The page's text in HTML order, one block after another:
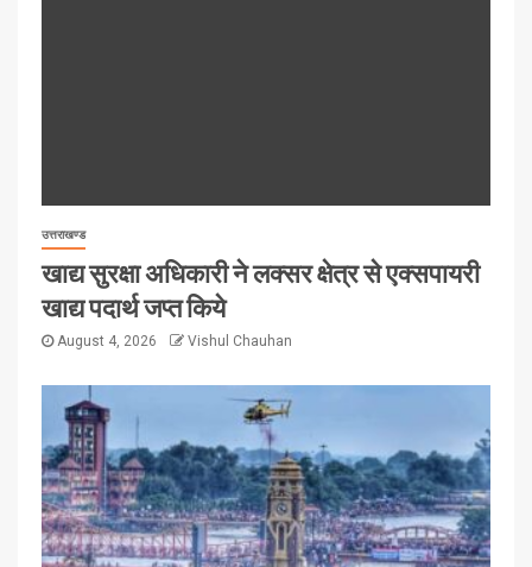
उत्तराखण्ड
खाद्य सुरक्षा अधिकारी ने लक्सर क्षेत्र से एक्सपायरी
खाद्य पदार्थ जप्त किये
August 4, 2026 Vishul Chauhan